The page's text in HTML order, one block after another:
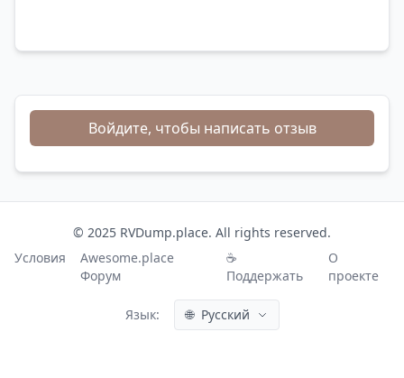
Войдите, чтобы написать отзыв
© 2025 RVDump.place. All rights reserved.
Условия
Awesome.place
Форум
☕
Поддержать
О
проекте
Язык: 🌐 Русский